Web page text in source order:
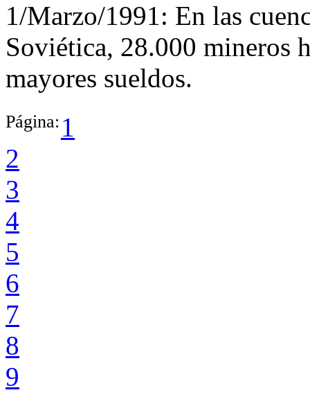
1/Marzo/1991: En las
Soviética, 28.000 mineros
mayores sueldos.
Página: 1
2
3
4
5
6
7
8
9